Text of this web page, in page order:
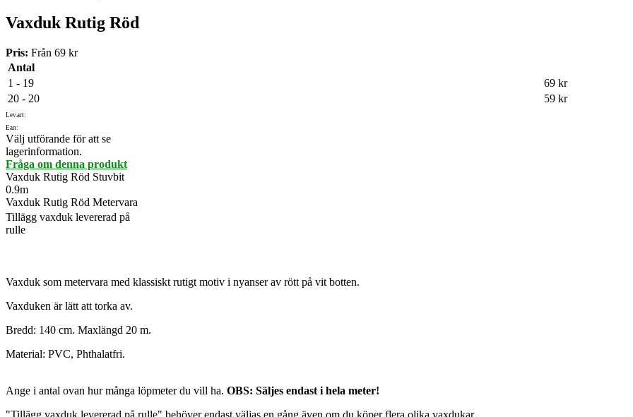
Vaxduk Rutig Röd
Pris: Från 69 kr
Antal
1 - 19
69 kr
20 - 20
59 kr
Lev.art:
Ean:
Välj utförande för att se
lagerinformation.
Fråga om denna produkt
Vaxduk Rutig Röd Stuvbit
0.9m
Vaxduk Rutig Röd Metervara
Tillägg vaxduk levererad på
rulle
Vaxduk som metervara med klassiskt rutigt motiv i nyanser av rött på vit botten.
Vaxduken är lätt att torka av.
Bredd: 140 cm. Maxlängd 20 m.
Material: PVC, Phthalatfri.
Ange i antal ovan hur många löpmeter du vill ha. OBS: Säljes endast i hela meter!